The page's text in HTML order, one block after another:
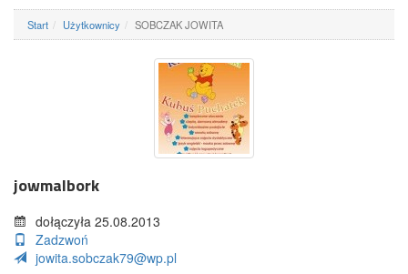
Start Użytkownicy SOBCZAK JOWITA
jowmalbork
dołączyła 25.08.2013
Zadzwoń
jowita.sobczak79@wp.pl